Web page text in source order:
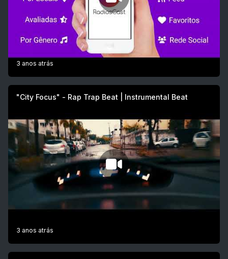
3 anos atrás
"City Focus" - Rap Trap Beat | Instrumental Beat
3 anos atrás